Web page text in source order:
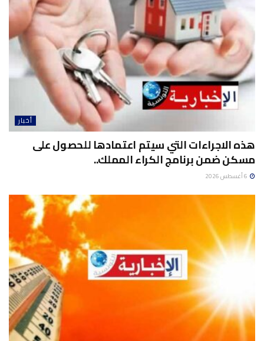
أخبار
هذه الاجراءات التي سيتم اعتمادها للحصول على
مسكن ضمن برنامج الكراء المملك..